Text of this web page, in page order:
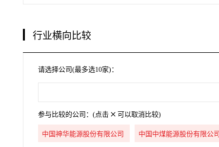
行业横向比较
请选择公司(最多选10家)：
参与比较的公司：(点击 可以取消比较)
中国神华能源股份有限公司 中国中煤能源股份有限公司